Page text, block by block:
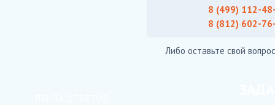
8 (499) 112-
8 (812) 602-
Либо оставьте свой